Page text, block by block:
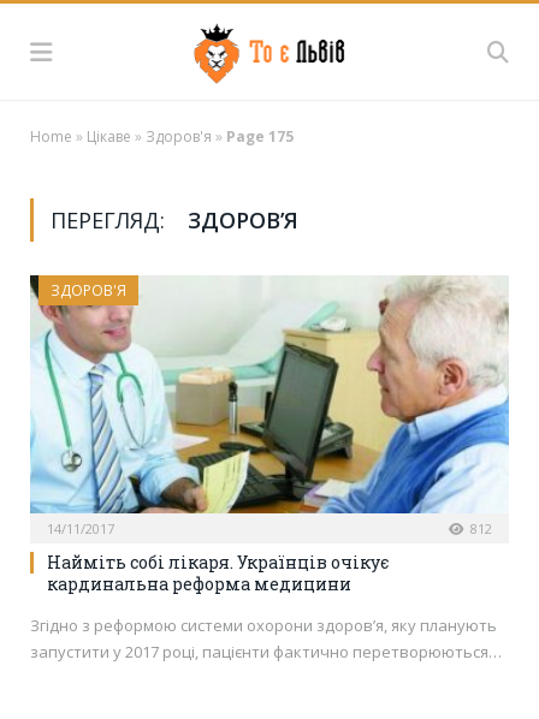
Home » Цікаве » Здоров'я » Page 175
ПЕРЕГЛЯД: ЗДОРОВ’Я
ЗДОРОВ'Я
14/11/2017 812
Найміть собі лікаря. Українців очікує
кардинальна реформа медицини
Згідно з реформою системи охорони здоров’я, яку планують
запустити у 2017 році, пацієнти фактично перетворюються…